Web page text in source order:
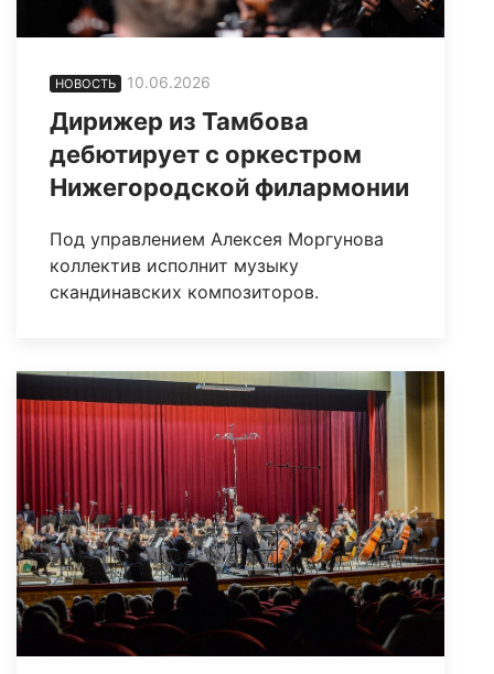
НОВОСТЬ 10.06.2026
Дирижер из Тамбова
дебютирует с оркестром
Нижегородской филармонии
Под управлением Алексея Моргунова
коллектив исполнит музыку
скандинавских композиторов.